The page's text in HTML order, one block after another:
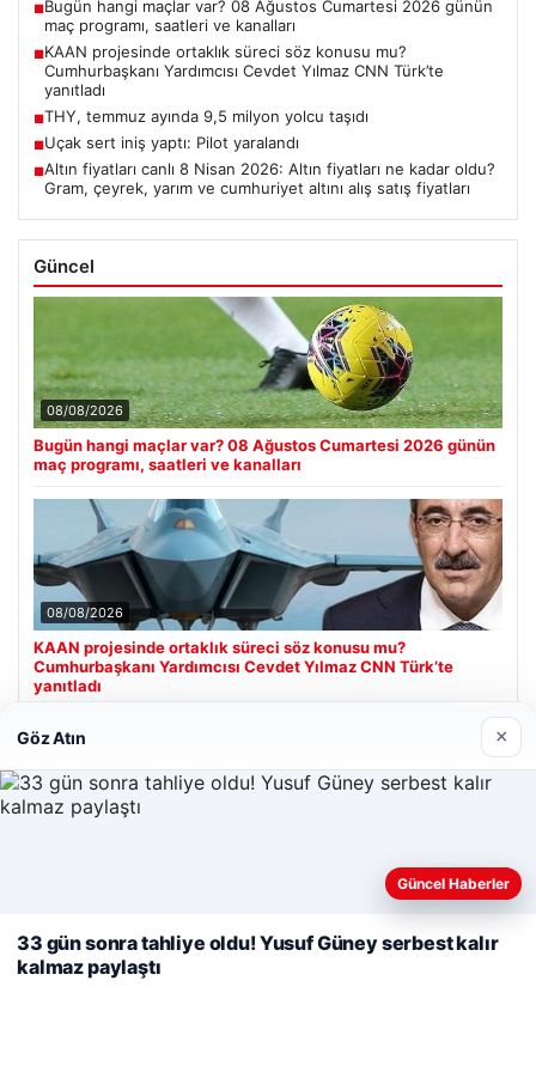
■Bugün hangi maçlar var? 08 Ağustos Cumartesi 2026 günün
maç programı, saatleri ve kanalları
■KAAN projesinde ortaklık süreci söz konusu mu?
Cumhurbaşkanı Yardımcısı Cevdet Yılmaz CNN Türk’te
yanıtladı
■THY, temmuz ayında 9,5 milyon yolcu taşıdı
■Uçak sert iniş yaptı: Pilot yaralandı
■Altın fiyatları canlı 8 Nisan 2026: Altın fiyatları ne kadar oldu?
Gram, çeyrek, yarım ve cumhuriyet altını alış satış fiyatları
Güncel
08/08/2026
Bugün hangi maçlar var? 08 Ağustos Cumartesi 2026 günün
maç programı, saatleri ve kanalları
08/08/2026
KAAN projesinde ortaklık süreci söz konusu mu?
Cumhurbaşkanı Yardımcısı Cevdet Yılmaz CNN Türk’te
yanıtladı
Son Eklenen Firmalar
Web sitemizi nasıl kullandığınızı daha iyi anlayabilmek,
kullanıyoruz.
Çerez Politikamız
Reddet Kabul Et
Göz Atın ×
Güncel Haberler
33 gün sonra tahliye oldu! Yusuf Güney serbest kalır
kalmaz paylaştı